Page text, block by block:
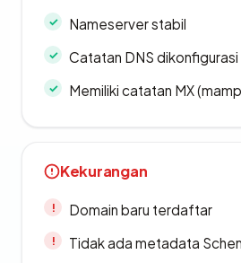
Nameserver stabil
Catatan DNS
Memiliki catatan MX
Kekurangan
Domain baru terdaftar
Tidak ada metadata